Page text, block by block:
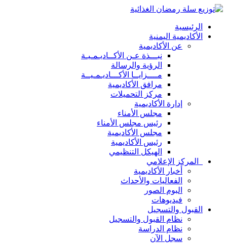
الرئيسية
الأكاديمية اليمنية
عن الأكاديمية
نبـــذة عـن الأكــاديـمـيـة
الرؤية والرسالة
مــــزايــا الأكـــاديـمـيــة
مرافق الأكاديمية
مركز التحميلات
إدارة الأكاديمية
مجلس الأمناء
رئيس مجلس الأمناء
مجلس الأكاديمية
رئيس الأكاديمية
الهيكل التنظيمي
المركز الإعلامي
أخبار الأكاديمية
الفعاليات والأحداث
البوم الصور
فيديوهات
القبول والتسجيل
نظام القبول والتسجيل
نظام الدراسة
سجل الآن